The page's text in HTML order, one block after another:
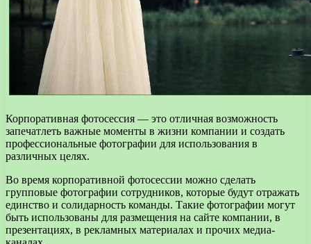
Корпоративная фотосессия — это отличная возможность
запечатлеть важные моменты в жизни компании и создать
профессиональные фотографии для использования в
различных целях.
Во время корпоративной фотосессии можно сделать
групповые фотографии сотрудников, которые будут отражать
единство и солидарность команды. Такие фотографии могут
быть использованы для размещения на сайте компании, в
презентациях, в рекламных материалах и прочих медиа-